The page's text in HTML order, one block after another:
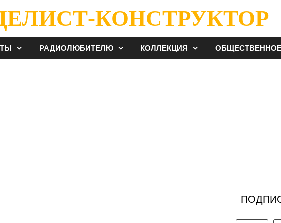
КОНСТРУКТОР
РАДИОЛЮБИТЕЛЮ КОЛЛЕКЦИЯ